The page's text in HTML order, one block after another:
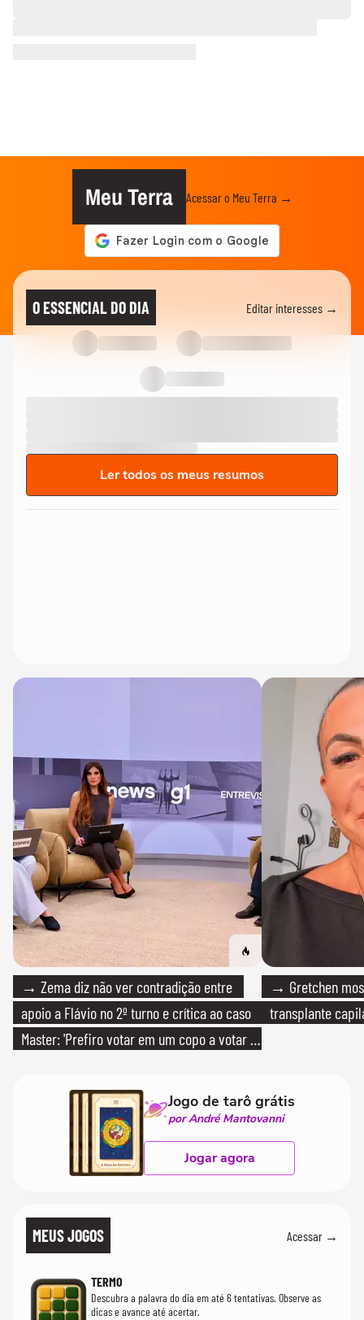
Meu Terra Acessar o Meu Terra →
O ESSENCIAL DO DIA Editar interesses →
Ler todos os meus resumos
→ Zema diz não ver contradição entre
apoio a Flávio no 2º turno e crítica ao caso
Master: 'Prefiro votar em um copo a votar no
→ Gretchen
transplante
Jogo de tarô grátis
por André Mantovanni
Jogar agora
MEUS JOGOS Acessar →
TERMO
Descubra a palavra do dia em até 6 tentativas. Observe as
dicas e avance até acertar.